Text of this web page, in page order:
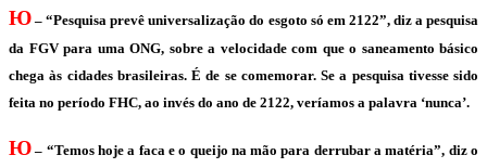
Ю – “Pesquisa prevê universalização do esgoto só em 2122”, diz a pesquisa
da FGV para uma ONG, sobre a velocidade com que o saneamento básico
chega às cidades brasileiras. É de se comemorar. Se a pesquisa tivesse sido
feita no período FHC, ao invés do ano de 2122, veríamos a palavra ‘nunca’.
Ю – “Temos hoje a faca e o queijo na mão para derrubar a matéria”, diz o